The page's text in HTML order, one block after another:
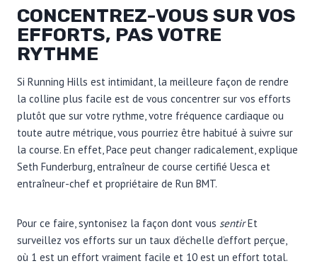
CONCENTREZ-VOUS SUR VOS
EFFORTS, PAS VOTRE
RYTHME
Si Running Hills est intimidant, la meilleure façon de rendre
la colline plus facile est de vous concentrer sur vos efforts
plutôt que sur votre rythme, votre fréquence cardiaque ou
toute autre métrique, vous pourriez être habitué à suivre sur
la course. En effet, Pace peut changer radicalement, explique
Seth Funderburg, entraîneur de course certifié Uesca et
entraîneur-chef et propriétaire de Run BMT.
Pour ce faire, syntonisez la façon dont vous sentirEt
surveillez vos efforts sur un taux d’échelle d’effort perçue,
où 1 est un effort vraiment facile et 10 est un effort total.